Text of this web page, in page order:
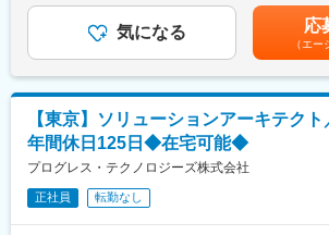
■休日出勤
・無し
変更の範囲：会社の定める業務
ープ全体に拡げて生産コスト低減等による
くと共に、グループ以外の会社も対象とし
計、保全サービスおよびコンサルティング
定です。
■配属先について：
情報システムの専門部門に所属し、富士フ
会社の生産工程への情報システム開発・設
■働き方：
・在宅勤務：業務状況を踏まえ、週2日(目
す。フレックスタイム制と在宅勤務を組み
方が可能です。
・残業時間：「いきいき委員会」というプ
働時間削減を進めております。
す。月給(月額)は固定手当を含めた表記で
気になる 応
（エー
【東京】ソリューションアーキテク
年間休日125日◆在宅可能◆
プログレス・テクノロジーズ株式会社
正社員 転勤なし